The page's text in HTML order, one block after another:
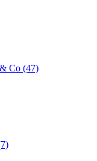
Co (47)